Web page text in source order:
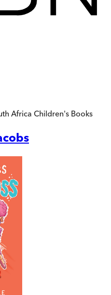
Africa Children's Books